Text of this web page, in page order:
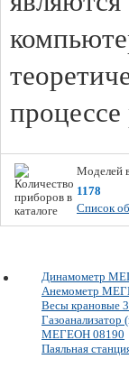
Моделей
1178
Список
Динамометр
Анемометр
Весы крановые
Газоанализатор
МЕГЕОН 08190
Паяльная